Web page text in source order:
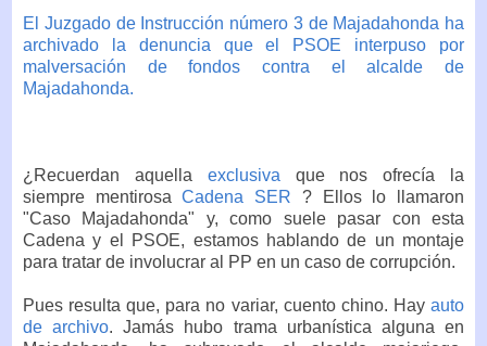
El Juzgado de Instrucción número 3 de Majadahonda ha
archivado la denuncia que el PSOE interpuso por
malversación de fondos contra el alcalde de
Majadahonda.
¿Recuerdan aquella exclusiva que nos ofrecía la
siempre mentirosaCadena SER ? Ellos lo llamaron
"Caso Majadahonda" y, como suele pasar con esta
Cadena y el PSOE, estamos hablando de un montaje
para tratar de involucrar al PP en un caso de corrupción.
Pues resulta que, para no variar, cuento chino. Hayauto
de archivo. Jamás hubo trama urbanística alguna en